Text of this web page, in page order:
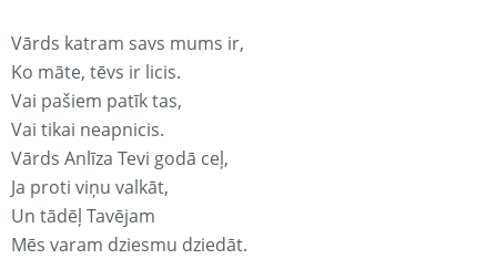
Vārds katram savs mums ir,
Ko māte, tēvs ir licis.
Vai pašiem patīk tas,
Vai tikai neapnicis.
Vārds Anlīza Tevi godā ceļ,
Ja proti viņu valkāt,
Un tādēļ Tavējam
Mēs varam dziesmu dziedāt.